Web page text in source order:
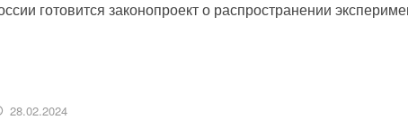
готовится законопроект о распространении
28.02.2024